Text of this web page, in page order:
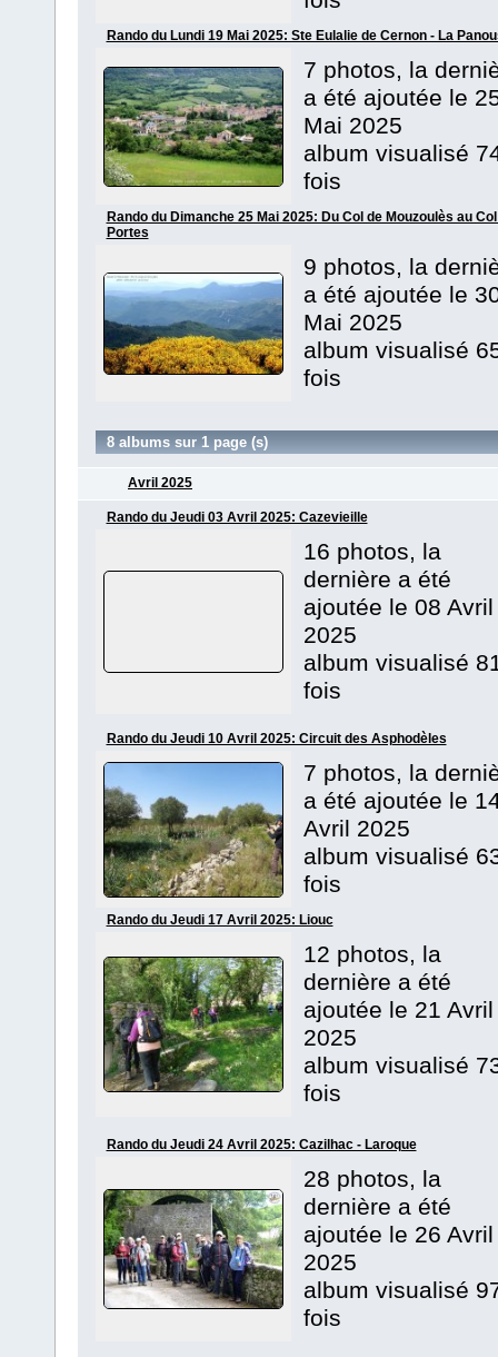
Rando du Lundi 19 Mai 2025: Ste Eulalie de Cernon - La
7 photos, la
a été ajoutée le
Mai 2025
album visualisé
fois
Rando du Dimanche 25 Mai 2025: Du Col de Mouzoulès au
Portes
9 photos, la
a été ajoutée le
Mai 2025
album visualisé
fois
8 albums sur 1 page (s)
Avril 2025
Rando du Jeudi 03 Avril 2025: Cazevieille
16 photos, la
dernière a été
ajoutée le 08 Avril
2025
album visualisé
fois
Rando du Jeudi 10 Avril 2025: Circuit des Asphodèles
7 photos, la
a été ajoutée le
Avril 2025
album visualisé
fois
Rando du Jeudi 17 Avril 2025: Liouc
12 photos, la
dernière a été
ajoutée le 21 Avril
2025
album visualisé
fois
Rando du Jeudi 24 Avril 2025: Cazilhac - Laroque
28 photos, la
dernière a été
ajoutée le 26 Avril
2025
album visualisé
fois